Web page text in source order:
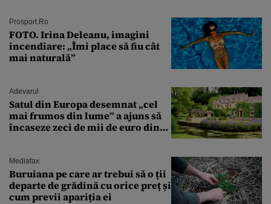
București. Pe ce dată ninge
Prosport.ro
FOTO. Irina Deleanu, imagini
incendiare: „Îmi place să fiu cât
mai naturală”
Adevarul
Satul din Europa desemnat „cel
mai frumos din lume” a ajuns să
încaseze zeci de mii de euro din
Mediafax
Buruiana pe care ar trebui să o ții
departe de grădină cu orice preț și
cum previi apariția ei